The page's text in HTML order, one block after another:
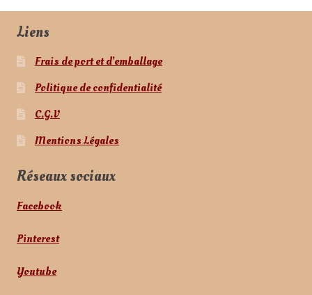
Liens
Frais de port et d’emballage
Politique de confidentialité
C.G.V
Mentions Légales
Réseaux sociaux
Facebook
Pinterest
Youtube